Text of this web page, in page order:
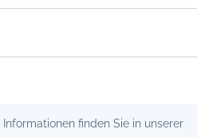
finden Sie in unserer